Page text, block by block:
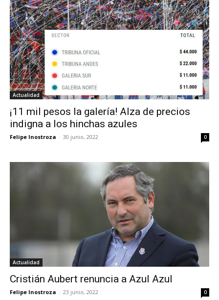
Actualidad
¡11 mil pesos la galería! Alza de precios
indigna a los hinchas azules
Felipe Inostroza - 30 junio, 2022 0
Actualidad
Cristián Aubert renuncia a Azul Azul
Felipe Inostroza - 23 junio, 2022 0